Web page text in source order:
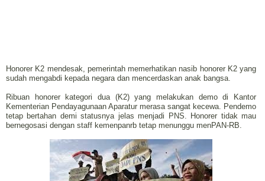
Honorer K2 mendesak, pemerintah memerhatikan nasib honorer K2 yang
sudah mengabdi kepada negara dan mencerdaskan anak bangsa.
Ribuan honorer kategori dua (K2) yang melakukan demo di Kantor
Kementerian Pendayagunaan Aparatur merasa sangat kecewa. Pendemo
tetap bertahan demi statusnya jelas menjadi PNS. Honorer tidak mau
bernegosasi dengan staff kemenpanrb tetap menunggu menPAN-RB.